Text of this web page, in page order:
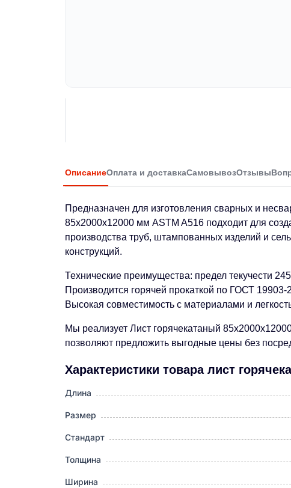
ОписаниеОплата и доставкаСамовывозОтзывы
Предназначен для изготовления сварных и
85х2000х12000 мм ASTM A516 подходит для
производства труб, штампованных изделий и
конструкций.
Технические преимущества: предел текучести
Производится горячей прокаткой по ГОСТ
Высокая совместимость с материалами и
Мы реализует Лист горячекатаный
позволяют предложить выгодные цены без
Характеристики товара лист
Длина
Размер
Стандарт
Толщина
Ширина